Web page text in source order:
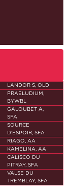
LANDOR S, OLD
PRAELUDIUM,
BYWBL
GALOUBET A,
SFA
SOURCE
D'ESPOIR, SFA
RIAGO, AA
KAMELINA, AA
CALISCO DU
PITRAY, SFA
VALSE DU
TREMBLAY, SFA